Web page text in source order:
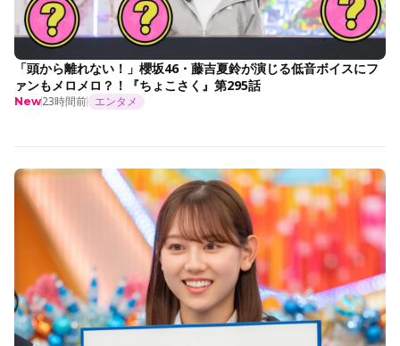
「頭から離れない！」櫻坂46・藤吉夏鈴が演じる低音ボイスにフ
ァンもメロメロ？！『ちょこさく』第295話
New23時間前 エンタメ